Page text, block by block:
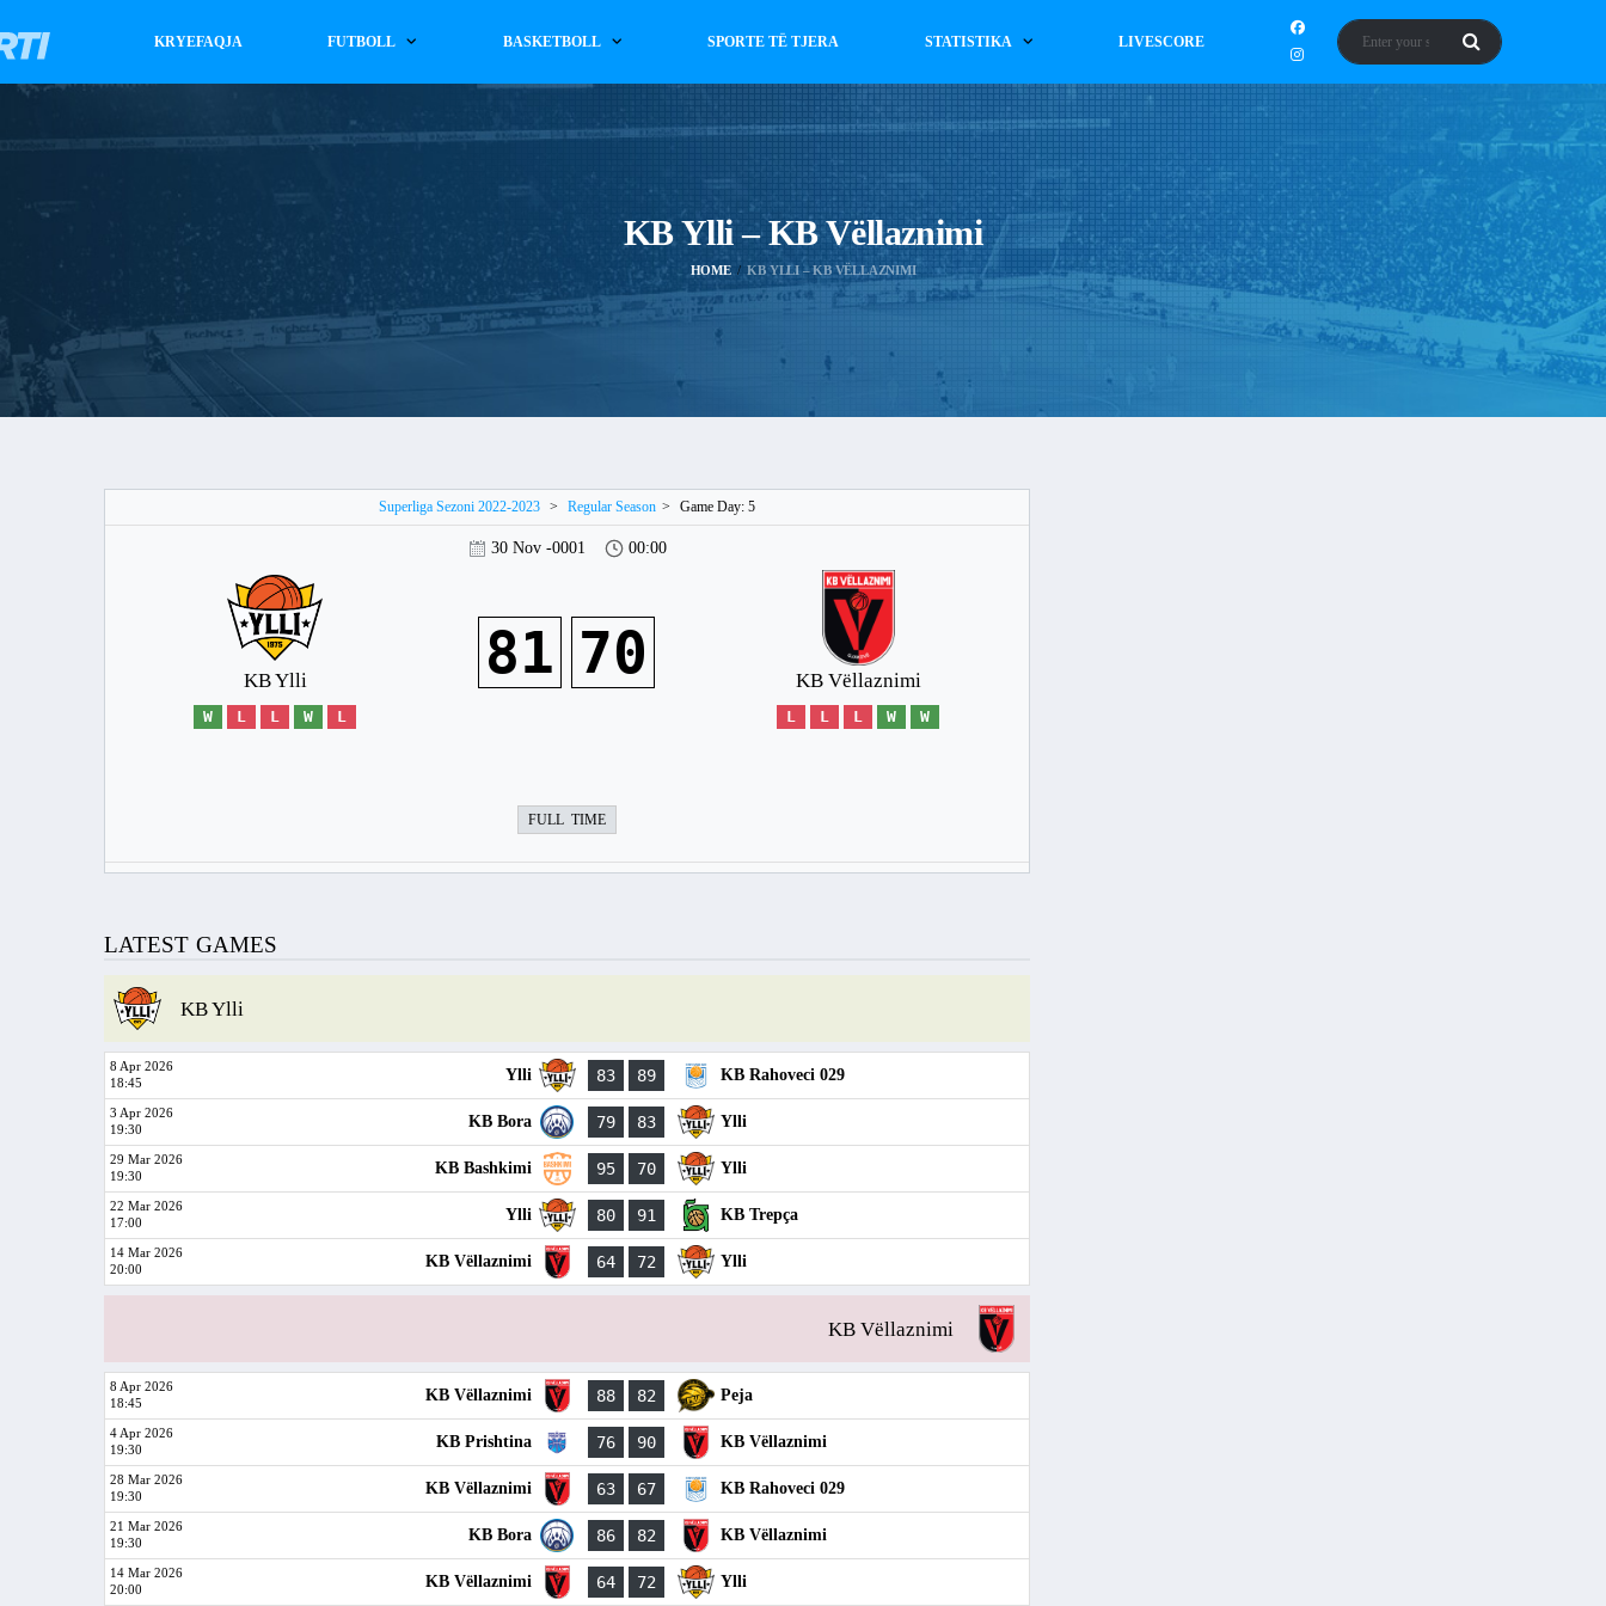
KRYEFAQJA FUTBOLL BASKETBOLL SPORTE TË TJERA STATISTIKA LIVESCORE
KB Ylli – KB Vëllaznimi
HOME KB YLLI – KB VËLLAZNIMI
Superliga Sezoni 2022-2023 > Regular Season > Game Day: 5
30 Nov -0001 00:00
KB Ylli
W L L W L
81 70 KB Vëllaznimi
L L L W W
FULL TIME
LATEST GAMES
KB Ylli
8 Apr 2026
18:45
Ylli 83 89 KB Rahoveci 029
3 Apr 2026
19:30
KB Bora 79 83 Ylli
29 Mar 2026
19:30
KB Bashkimi 95 70 Ylli
22 Mar 2026
17:00
Ylli 80 91 KB Trepça
14 Mar 2026
20:00
KB Vëllaznimi 64 72 Ylli
KB Vëllaznimi
8 Apr 2026
18:45
KB Vëllaznimi 88 82 Peja
4 Apr 2026
19:30
KB Prishtina 76 90 KB Vëllaznimi
28 Mar 2026
19:30
KB Vëllaznimi 63 67 KB Rahoveci 029
21 Mar 2026
19:30
KB Bora 86 82 KB Vëllaznimi
14 Mar 2026
20:00
KB Vëllaznimi 64 72 Ylli